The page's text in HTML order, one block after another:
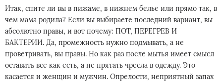
Итак, спите ли вы в пижаме, в нижнем белье или прямо так, в
чем мама родила? Если вы выбираете последний вариант, вы
абсолютно правы, и вот почему: ПОТ, ПЕРЕГРЕВ И
БАКТЕРИИ. Да, промежность нужно подмывать, а не
проветривать, вы правы. Но как раз после мытья имеет смысл
оставить все как есть, а не прятать чресла в одежду. Это
касается и женщин и мужчин. Опрелости, неприятный запах